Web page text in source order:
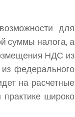
для
суммы налога, а
НДС из
федерального
на расчетные
широко